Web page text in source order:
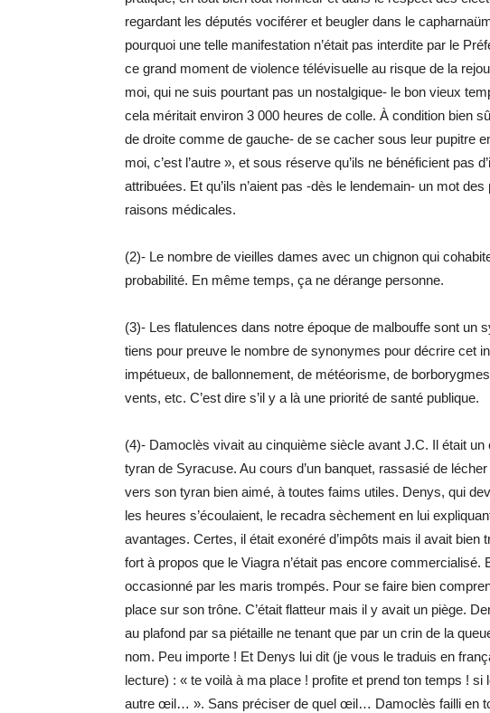
regardant les députés vociférer et beugler dans le
pourquoi une telle manifestation n’était pas interdite par le
ce grand moment de violence télévisuelle au risque de la
moi, qui ne suis pourtant pas un nostalgique- le bon vieux
cela méritait environ 3 000 heures de colle. À condition bien
de droite comme de gauche- de se cacher sous leur pupitre
moi, c’est l’autre », et sous réserve qu’ils ne bénéficient pas
attribuées. Et qu’ils n’aient pas -dès le lendemain- un mot
raisons médicales.
(2)- Le nombre de vieilles dames avec un chignon qui
probabilité. En même temps, ça ne dérange personne.
(3)- Les flatulences dans notre époque de malbouffe sont un
tiens pour preuve le nombre de synonymes pour décrire cet
impétueux, de ballonnement, de météorisme, de
vents, etc. C’est dire s’il y a là une priorité de santé publique.
(4)- Damoclès vivait au cinquième siècle avant J.C. Il était un
tyran de Syracuse. Au cours d’un banquet, rassasié de
vers son tyran bien aimé, à toutes faims utiles. Denys, qui
les heures s’écoulaient, le recadra sèchement en lui
avantages. Certes, il était exonéré d’impôts mais il avait
fort à propos que le Viagra n’était pas encore
occasionné par les maris trompés. Pour se faire bien
place sur son trône. C’était flatteur mais il y avait un piège.
au plafond par sa piétaille ne tenant que par un crin de la
nom. Peu importe ! Et Denys lui dit (je vous le traduis en
lecture) : « te voilà à ma place ! profite et prend ton temps !
autre œil… ». Sans préciser de quel œil… Damoclès failli en